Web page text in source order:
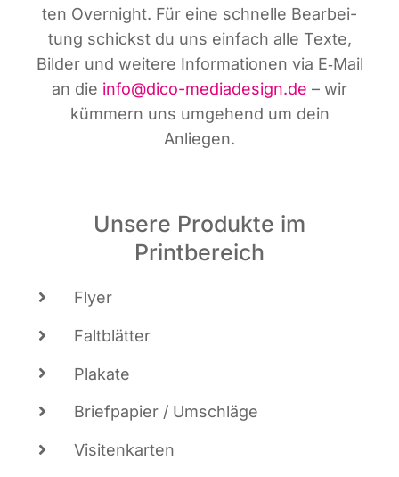
ten Over­night. Für eine schnel­le Bear­bei­
tung schickst du uns ein­fach alle Tex­te,
Bil­der und wei­te­re Infor­ma­tio­nen via E‑Mail
an die info@dico-mediadesign.de – wir
küm­mern uns umge­hend um dein
Anliegen.
Unsere Produkte im
Printbereich
Fly­er
Falt­blät­ter
Pla­ka­te
Brief­pa­pier / Umschläge
Visi­ten­kar­ten